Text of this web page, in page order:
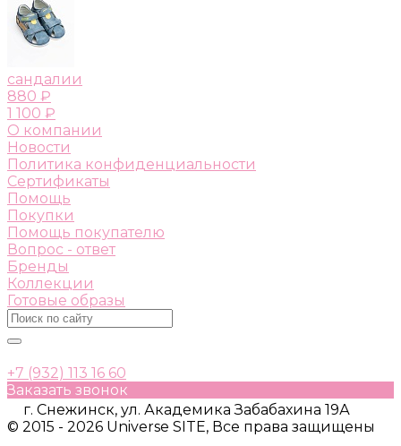
сандалии
880 ₽
1 100 ₽
О компании
Новости
Политика конфиденциальности
Сертификаты
Помощь
Покупки
Помощь покупателю
Вопрос - ответ
Бренды
Коллекции
Готовые образы
+7 (932) 113 16 60
Заказать звонок
г. Снежинск, ул. Академика Забабахина 19А
© 2015 - 2026 Universe SITE, Все права защищены